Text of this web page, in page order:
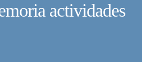
actividades